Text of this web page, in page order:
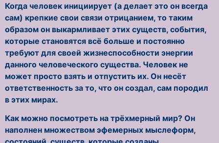
Когда человек инициирует (а делает это он всегда
сам) крепкие свои связи отрицанием, то таким
образом он выкармливает этих существ, события,
которые становятся всё больше и постоянно
требуют для своей жизнеспособности энергии
данного человеческого существа. Человек не
может просто взять и отпустить их. Он несёт
ответственность за то, что он создал, сам породил
в этих мирах.
Как можно посмотреть на трёхмерный мир? Он
наполнен множеством эфемерных мыслеформ,